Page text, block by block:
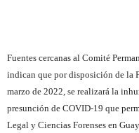
Fuentes cercanas al Comité
indican que por disposición de la
marzo de 2022, se realizará la
presunción de COVID-19 que
Legal y Ciencias Forenses en